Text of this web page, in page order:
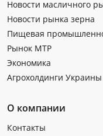
Новости масличного
Новости рынка зерна
Пищевая
Рынок МТР
Экономика
Агрохолдинги Украины
О компании
Контакты